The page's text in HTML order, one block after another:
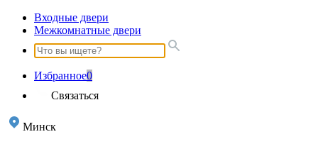
Входные двери
Межкомнатные двери
Избранное0
Связаться
Минск